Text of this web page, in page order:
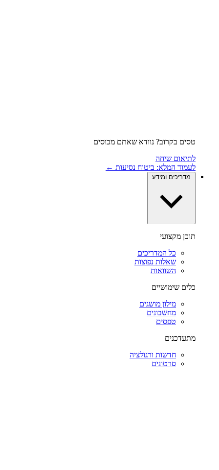
טסים בקרוב? נוודא שאתם מכוסים
לתיאום שיחה
לעמוד המלא: ביטוח נסיעות ←
מדריכים ומידע
תוכן מקצועי
כל המדריכים
שאלות נפוצות
השוואות
כלים שימושיים
מילון מושגים
מחשבונים
טפסים
מתעדכנים
חדשות ורגולציה
סרטונים